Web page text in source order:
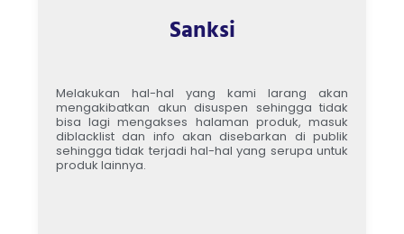
Sanksi
Melakukan hal-hal yang kami larang akan
mengakibatkan akun disuspen sehingga tidak
bisa lagi mengakses halaman produk, masuk
diblacklist dan info akan disebarkan di publik
sehingga tidak terjadi hal-hal yang serupa untuk
produk lainnya.